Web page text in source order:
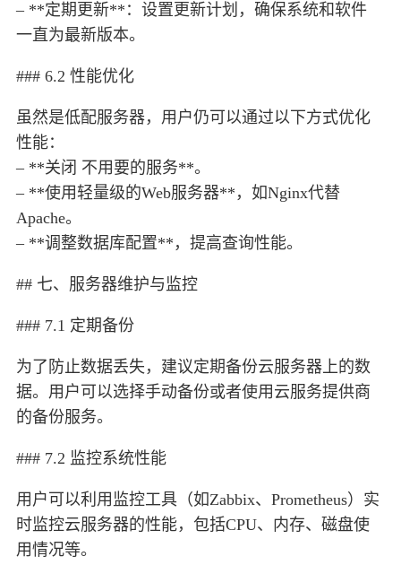
– **定期更新**：设置更新计划，确保系统和软件
一直为最新版本。
### 6.2 性能优化
虽然是低配服务器，用户仍可以通过以下方式优化
性能：
– **关闭 不用要的服务**。
– **使用轻量级的Web服务器**，如Nginx代替
Apache。
– **调整数据库配置**，提高查询性能。
## 七、服务器维护与监控
### 7.1 定期备份
为了防止数据丢失，建议定期备份云服务器上的数
据。用户可以选择手动备份或者使用云服务提供商
的备份服务。
### 7.2 监控系统性能
用户可以利用监控工具（如Zabbix、Prometheus）实
时监控云服务器的性能，包括CPU、内存、磁盘使
用情况等。